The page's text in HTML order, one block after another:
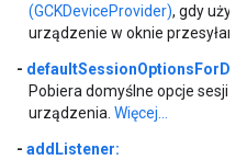
(GCKDeviceProvider), gdy
urządzenie w oknie
-
Pobiera domyślne opcje sesji
urządzenia. Więcej...
- addListener: